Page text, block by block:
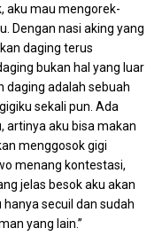
aku mau mengorek-
Dengan nasi aking yang
daging terus
bukan hal yang luar
daging adalah sebuah
sekali pun. Ada
artinya aku bisa makan
menggosok gigi
menang kontestasi,
jelas besok aku akan
secuil dan sudah
yang lain.”